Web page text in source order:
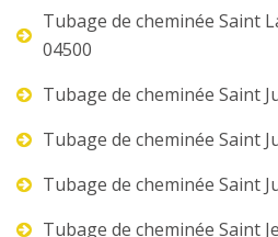
Tubage de cheminée Saint
04500
Tubage de cheminée Saint
Tubage de cheminée Saint
Tubage de cheminée Saint
Tubage de cheminée Saint